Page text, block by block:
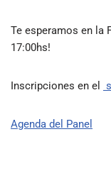
Te esperamos en la
17:00hs!
Inscripciones en el
Agenda del Panel